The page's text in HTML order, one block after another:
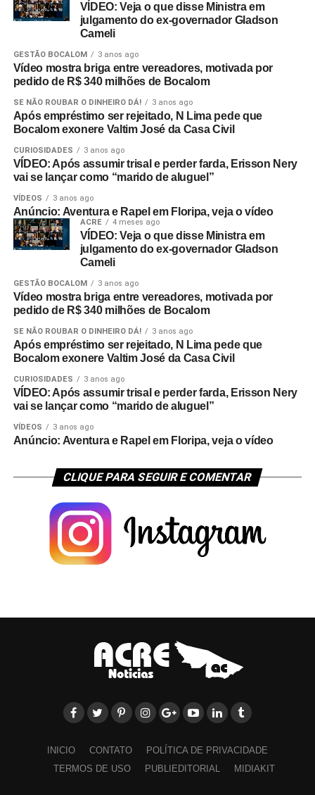
VÍDEO: Veja o que disse Ministra em
julgamento do ex-governador Gladson
Cameli
GESTÃO BOCALOM 3 anos ago
Vídeo mostra briga entre vereadores, motivada por
pedido de R$ 340 milhões de Bocalom
SE NÃO ROUBAR O DINHEIRO DÁ! 3 anos ago
Após empréstimo ser rejeitado, N Lima pede que
Bocalom exonere Valtim José da Casa Civil
CURIOSIDADES 3 anos ago
VÍDEO: Após assumir trisal e perder farda, Erisson Nery
vai se lançar como “marido de aluguel”
VÍDEOS 3 anos ago
Anúncio: Aventura e Rapel em Floripa, veja o vídeo
ACRE 4 meses ago
VÍDEO: Veja o que disse Ministra em
julgamento do ex-governador Gladson
Cameli
GESTÃO BOCALOM 3 anos ago
Vídeo mostra briga entre vereadores, motivada por
pedido de R$ 340 milhões de Bocalom
SE NÃO ROUBAR O DINHEIRO DÁ! 3 anos ago
Após empréstimo ser rejeitado, N Lima pede que
Bocalom exonere Valtim José da Casa Civil
CURIOSIDADES 3 anos ago
VÍDEO: Após assumir trisal e perder farda, Erisson Nery
vai se lançar como “marido de aluguel”
VÍDEOS 3 anos ago
Anúncio: Aventura e Rapel em Floripa, veja o vídeo
CLIQUE PARA SEGUIR E COMENTAR
INICIO CONTATO
POLÍTICA DE PRIVACIDADE
TERMOS DE USO
PUBLIEDITORIAL MIDIAKIT